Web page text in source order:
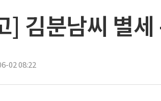
] 김분남씨 별
02 08:22